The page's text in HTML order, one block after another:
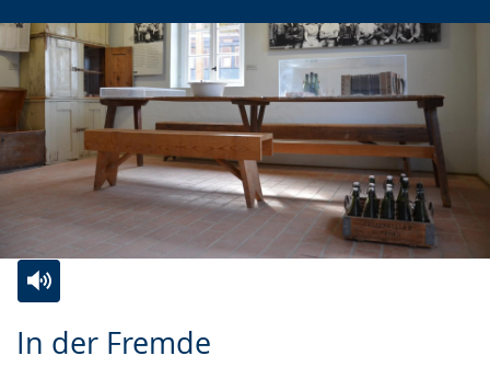
In der Fremde
Leichten
Audio-
Video